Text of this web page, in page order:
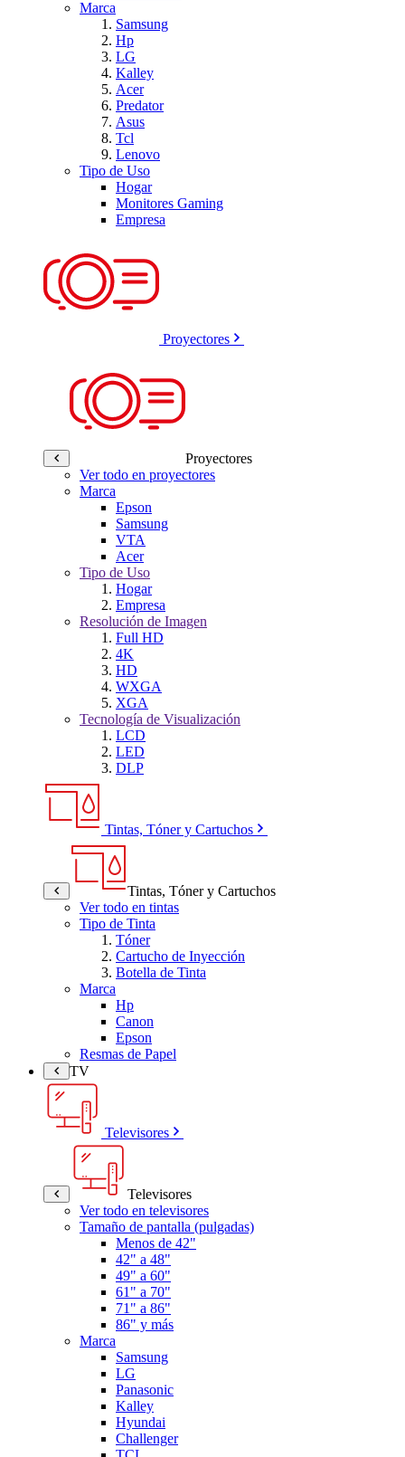
Marca
Samsung
Hp
LG
Kalley
Acer
Predator
Asus
Tcl
Lenovo
Tipo de Uso
Hogar
Monitores Gaming
Empresa
Proyectores
Proyectores
Ver todo en proyectores
Marca
Epson
Samsung
VTA
Acer
Tipo de Uso
Hogar
Empresa
Resolución de Imagen
Full HD
4K
HD
WXGA
XGA
Tecnología de Visualización
LCD
LED
DLP
Tintas, Tóner y Cartuchos
Tintas, Tóner y Cartuchos
Ver todo en tintas
Tipo de Tinta
Tóner
Cartucho de Inyección
Botella de Tinta
Marca
Hp
Canon
Epson
Resmas de Papel
TV
Televisores
Televisores
Ver todo en televisores
Tamaño de pantalla (pulgadas)
Menos de 42"
42" a 48"
49" a 60"
61" a 70"
71" a 86"
86" y más
Marca
Samsung
LG
Panasonic
Kalley
Hyundai
Challenger